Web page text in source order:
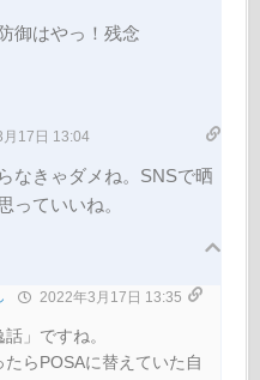
御はやっ！残念
17日 13:04
なきゃダメね。SNSで晒
っていいね。
2022年3月17日 13:35
」ですね。
らPOSAに替えていた自